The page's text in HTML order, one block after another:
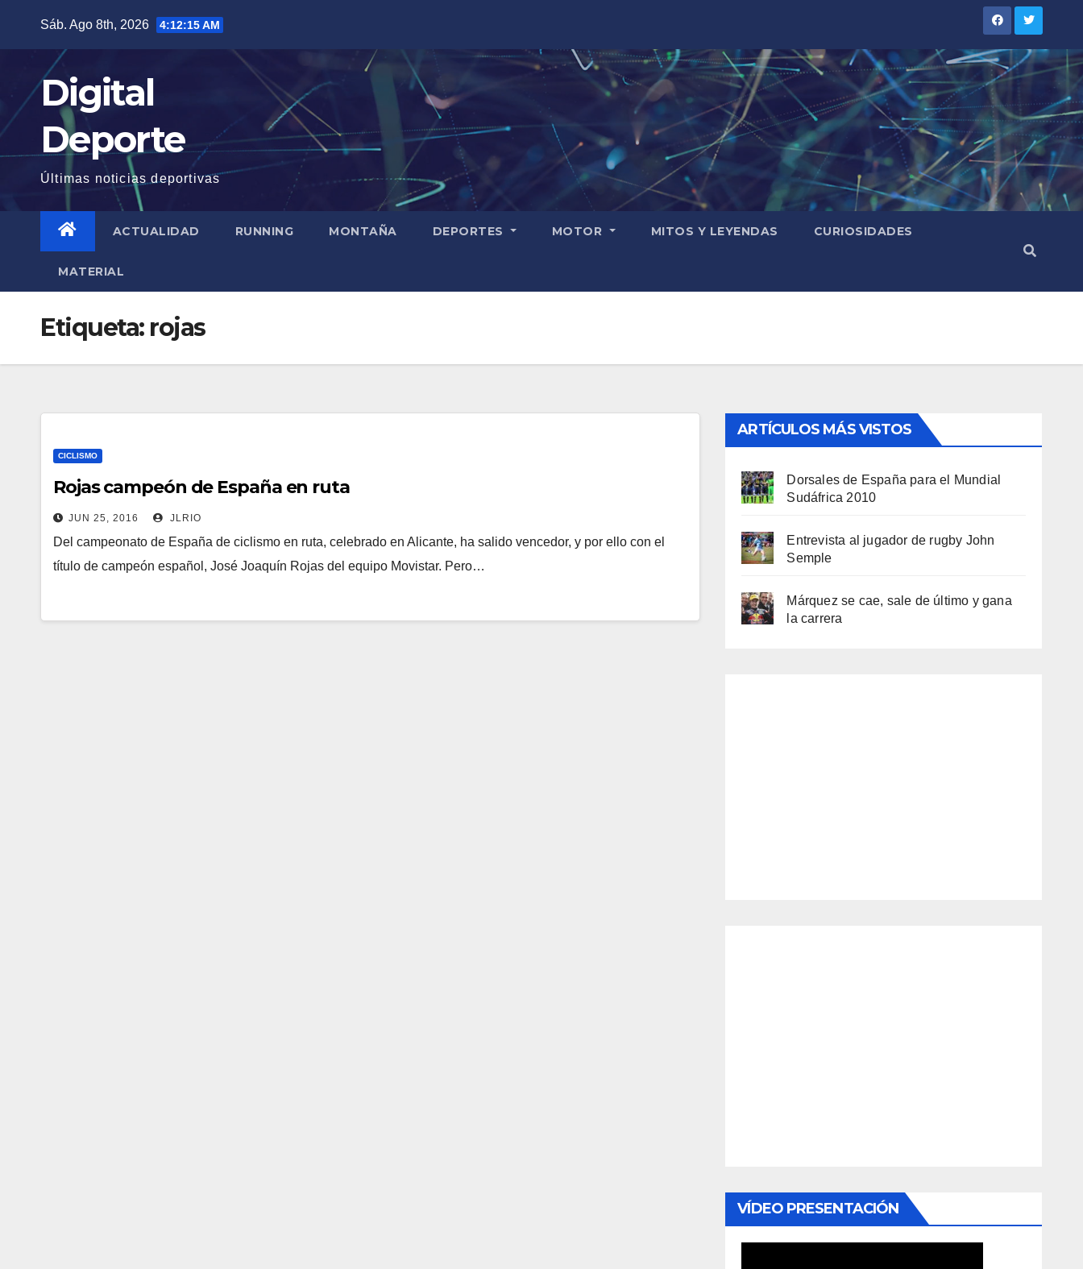
contenido
Sáb. Ago 8th, 2026 4:12:16 AM
Digital
Deporte
Últimas noticias deportivas
ACTUALIDAD RUNNING MONTAÑA DEPORTES MOTOR MITOS Y LEYENDAS CURIOSIDADES
MATERIAL
Etiqueta: rojas
CICLISMO
Rojas campeón de España en ruta
JUN 25, 2016 JLRIO
Del campeonato de España de ciclismo en ruta, celebrado en Alicante, ha salido vencedor, y por ello con el
título de campeón español, José Joaquín Rojas del equipo Movistar. Pero…
ARTÍCULOS MÁS VISTOS
Dorsales de España para el Mundial
Sudáfrica 2010
Entrevista al jugador de rugby John
Semple
Márquez se cae, sale de último y gana
la carrera
VÍDEO PRESENTACIÓN